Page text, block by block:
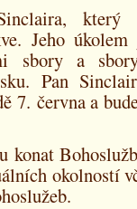
který
Jeho
sbory a
Pan
7. června a
konat
okolností